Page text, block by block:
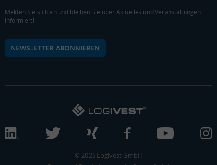
BRUTTOINLANDSPRODUKT
Gesamt BIP je Erwerbstätigen
(LANDKREIS / KREISFREIE STADT)
Gesamt Produzierendes Gewerbe Handel und
2.374.459 Tsd. € 498.315 Tsd. € 363.725 Tsd. €
Melden Sie sich an und bleiben Sie über Aktuelles und Veranstaltungen
informiert!
NEWSLETTER ABONNIEREN
© 2026 Logivest GmbH